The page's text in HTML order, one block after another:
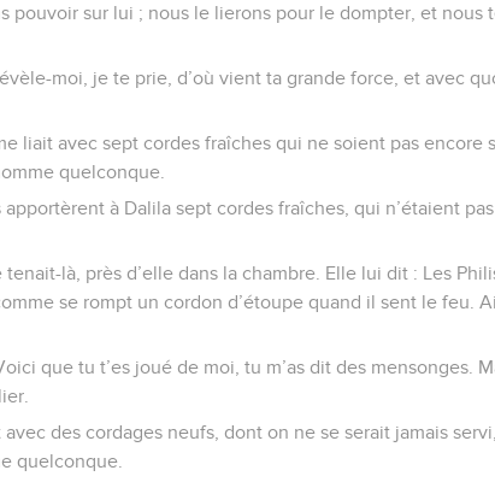
pouvoir sur lui ; nous le lierons pour le dompter, et nous
moi, je te prie, d’où vient ta grande force, et avec
liait avec sept cordes fraîches qui ne soient pas encore
quelconque.
apportèrent à Dalila sept cordes fraîches, qui n’étaient
là, près d’elle dans la chambre. Elle lui dit : Les
se rompt un cordon d’étoupe quand il sent le feu.
que tu t’es joué de moi, tu m’as dit des mensonges.
des cordages neufs, dont on ne se serait jamais
quelconque.